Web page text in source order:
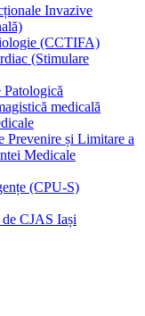
Invazive
(CCTIFA)
(Stimulare
medicală
și Limitare a
Medicale
(CPU-S)
CJAS Iași